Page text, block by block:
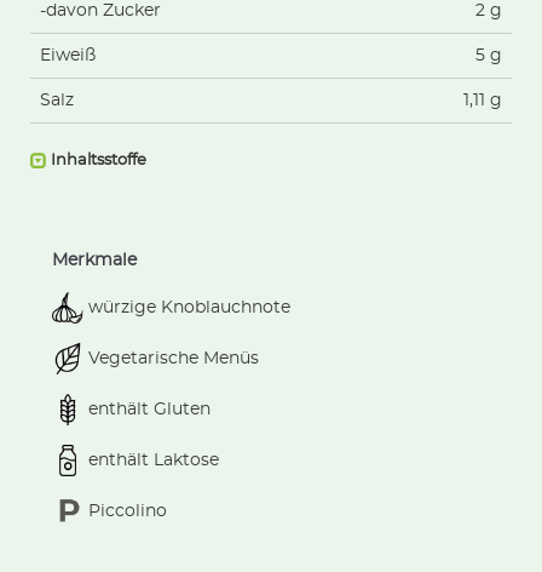
-davon Zucker 2 g
Eiweiß 5 g
Salz 1,11 g
Inhaltsstoffe
Merkmale
würzige Knoblauchnote
Vegetarische Menüs
enthält Gluten
enthält Laktose
Piccolino